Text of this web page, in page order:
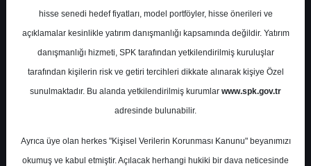
EREGL- EREĞLİ DEMİR VE ÇELİK
FABRİKALARI T.A.Ş.
Hedef Fiyat 41.20 ₺
Getiri
%-0.87
0 0
hisse senedi hedef fiyatları, model portföyler, hisse önerileri ve
açıklamalar kesinlikle yatırım danışmanlığı kapsamında değildir. Yatırım
danışmanlığı hizmeti, SPK tarafından yetkilendirilmiş kuruluşlar
tarafından kişilerin risk ve getiri tercihleri dikkate alınarak kişiye Özel
sunulmaktadır. Bu alanda yetkilendirilmiş kurumlar www.spk.gov.tr
adresinde bulunabilir.
Ayrıca üye olan herkes "Kişisel Verilerin Korunması Kanunu" beyanımızı
okumuş ve kabul etmiştir. Açılacak herhangi hukiki bir dava neticesinde